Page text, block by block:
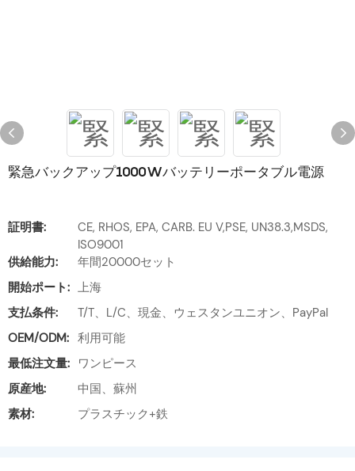
緊急バックアップ1000Wバッテリーポータブル電源
証明書:
CE, RHOS, EPA, CARB. EU V,PSE, UN38.3,MSDS,
ISO9001
供給能力:
年間20000セット
開始ポート: 上海
支払条件:
T/T、L/C、現金、ウェスタンユニオン、PayPal
OEM/ODM: 利用可能
最低注文量: ワンピース
原産地:
中国、蘇州
素材:
プラスチック+鉄